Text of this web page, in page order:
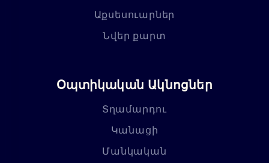
Աքսեսուարներ
Նվեր քարտ
Օպտիկական Ակնոցներ
Տղամարդու
Կանացի
Մանկական